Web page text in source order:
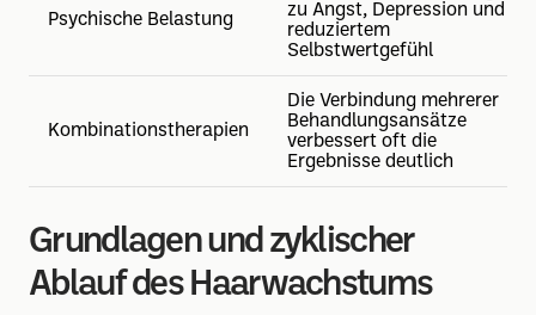
Psychische Belastung
zu Angst, Depression und
reduziertem
Selbstwertgefühl
Kombinationstherapien
Die Verbindung mehrerer
Behandlungsansätze
verbessert oft die
Ergebnisse deutlich
Grundlagen und zyklischer
Ablauf des Haarwachstums